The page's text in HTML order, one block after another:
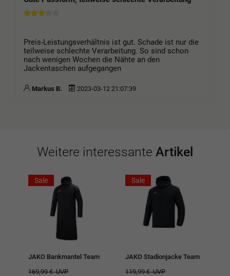
Preis-Leistungsverhältnis ist gut. Schade ist nur die
teilweise schlechte Verarbeitung. So sind schon
nach wenigen Wochen die Nähte an den
Jackentaschen aufgegangen
Markus B. 2023-03-12 21:07:39
Weitere interessante Artikel
Sale
JAKO Bankmantel Team
169,99 €UVP
Sale
JAKO Stadionjacke Team
119,99 €UVP